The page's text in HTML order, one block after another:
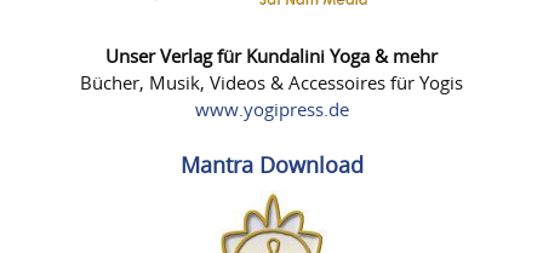
Unser Verlag für Kundalini Yoga & mehr
Bücher, Musik, Videos & Accessoires für Yogis
www.yogipress.de
Mantra Download